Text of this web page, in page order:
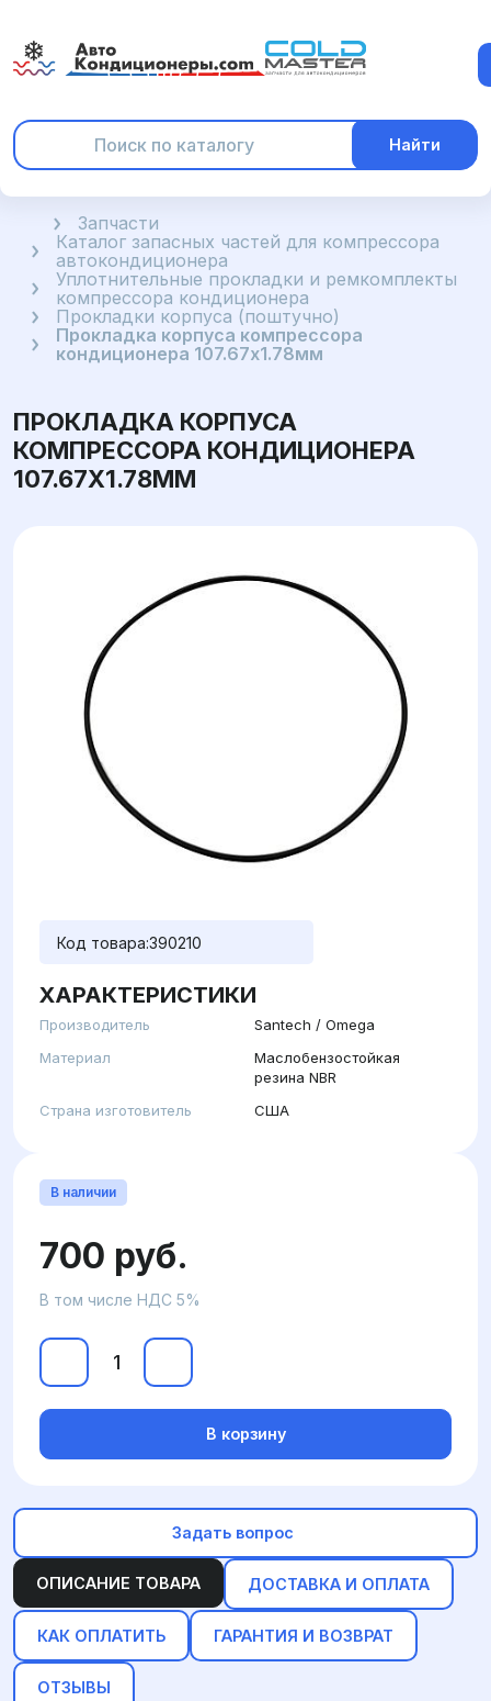
Найти
ГлавнаяЗапчасти
Каталог запасных частей для компрессора
автокондиционера
Уплотнительные прокладки и ремкомплекты
компрессора кондиционера
Прокладки корпуса (поштучно)
Прокладка корпуса компрессора
кондиционера 107.67x1.78мм
ПРОКЛАДКА КОРПУСА
КОМПРЕССОРА КОНДИЦИОНЕРА
107.67X1.78ММ
Код товара:390210
ХАРАКТЕРИСТИКИ
Производитель
Santech / Omega
Материал
Маслобензостойкая
резина NBR
Страна изготовитель
США
ОПИСАНИЕ ТОВАРА ДОСТАВКА И ОПЛАТА
КАК ОПЛАТИТЬ ГАРАНТИЯ И ВОЗВРАТ
ОТЗЫВЫ
В наличии
700 руб.
В том числе НДС 5%
В корзину
Задать вопрос